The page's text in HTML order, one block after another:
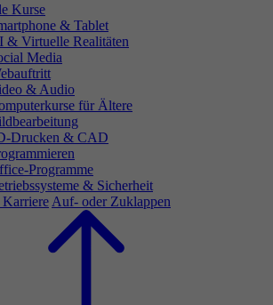
Kurse
& Tablet
& Virtuelle Realitäten
Media
& Audio
für Ältere
Drucken & CAD
Programme
& Sicherheit
Auf- oder Zuklappen